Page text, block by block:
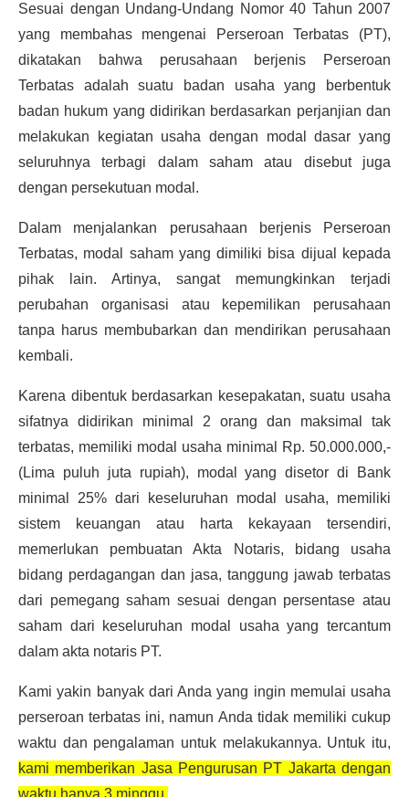
Sesuai dengan Undang-Undang Nomor 40 Tahun 2007
yang membahas mengenai Perseroan Terbatas (PT),
dikatakan bahwa perusahaan berjenis Perseroan
Terbatas adalah suatu badan usaha yang berbentuk
badan hukum yang didirikan berdasarkan perjanjian dan
melakukan kegiatan usaha dengan modal dasar yang
seluruhnya terbagi dalam saham atau disebut juga
dengan persekutuan modal.
Dalam menjalankan perusahaan berjenis Perseroan
Terbatas, modal saham yang dimiliki bisa dijual kepada
pihak lain. Artinya, sangat memungkinkan terjadi
perubahan organisasi atau kepemilikan perusahaan
tanpa harus membubarkan dan mendirikan perusahaan
kembali.
Karena dibentuk berdasarkan kesepakatan, suatu usaha
sifatnya didirikan minimal 2 orang dan maksimal tak
terbatas, memiliki modal usaha minimal Rp. 50.000.000,-
(Lima puluh juta rupiah), modal yang disetor di Bank
minimal 25% dari keseluruhan modal usaha, memiliki
sistem keuangan atau harta kekayaan tersendiri,
memerlukan pembuatan Akta Notaris, bidang usaha
bidang perdagangan dan jasa, tanggung jawab terbatas
dari pemegang saham sesuai dengan persentase atau
saham dari keseluruhan modal usaha yang tercantum
dalam akta notaris PT.
Kami yakin banyak dari Anda yang ingin memulai usaha
perseroan terbatas ini, namun Anda tidak memiliki cukup
kami memberikan Jasa Pengurusan PT Jakarta dengan